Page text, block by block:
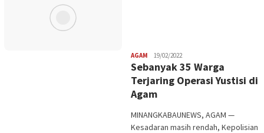
AGAM Redaksi
19/02/2022
Sebanyak 35 Warga
Terjaring Operasi Yustisi di
Agam
MINANGKABAUNEWS, AGAM —
Kesadaran masih rendah, Kepolisian